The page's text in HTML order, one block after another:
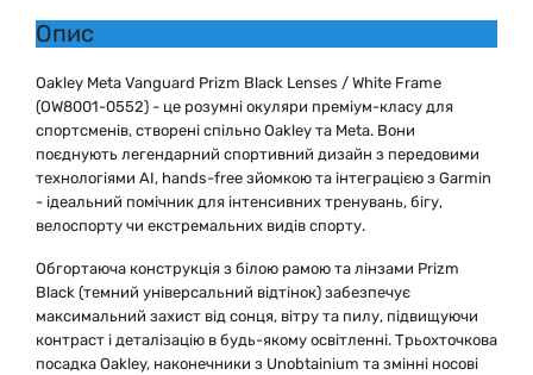
Опис
Oakley Meta Vanguard Prizm Black Lenses / White Frame
(OW8001-0552) - це розумні окуляри преміум-класу для
спортсменів, створені спільно Oakley та Meta. Вони
поєднують легендарний спортивний дизайн з передовими
технологіями AI, hands-free зйомкою та інтеграцією з Garmin
- ідеальний помічник для інтенсивних тренувань, бігу,
велоспорту чи екстремальних видів спорту.
Обгортаюча конструкція з білою рамою та лінзами Prizm
Black (темний універсальний відтінок) забезпечує
максимальний захист від сонця, вітру та пилу, підвищуючи
контраст і деталізацію в будь-якому освітленні. Трьохточкова
посадка Oakley, наконечники з Unobtainium та змінні носові